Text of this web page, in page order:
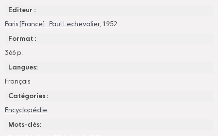
Editeur :
Paris [France] : Paul Lechevalier, 1952
Format :
366 p.
Langues:
Français
Catégories :
Encyclopédie
Mots-clés: